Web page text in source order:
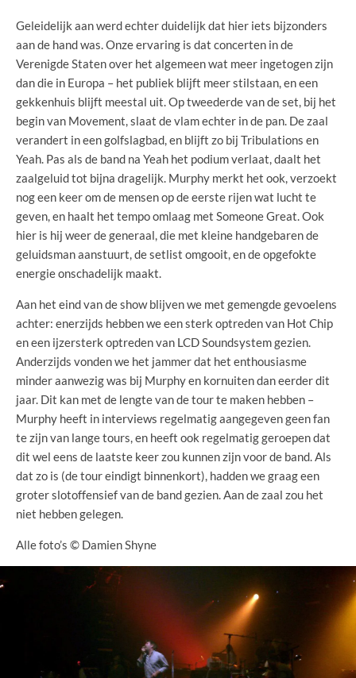
Geleidelijk aan werd echter duidelijk dat hier iets bijzonders
aan de hand was. Onze ervaring is dat concerten in de
Verenigde Staten over het algemeen wat meer ingetogen zijn
dan die in Europa – het publiek blijft meer stilstaan, en een
gekkenhuis blijft meestal uit. Op tweederde van de set, bij het
begin van Movement, slaat de vlam echter in de pan. De zaal
verandert in een golfslagbad, en blijft zo bij Tribulations en
Yeah. Pas als de band na Yeah het podium verlaat, daalt het
zaalgeluid tot bijna dragelijk. Murphy merkt het ook, verzoekt
nog een keer om de mensen op de eerste rijen wat lucht te
geven, en haalt het tempo omlaag met Someone Great. Ook
hier is hij weer de generaal, die met kleine handgebaren de
geluidsman aanstuurt, de setlist omgooit, en de opgefokte
energie onschadelijk maakt.
Aan het eind van de show blijven we met gemengde gevoelens
achter: enerzijds hebben we een sterk optreden van Hot Chip
en een ijzersterk optreden van LCD Soundsystem gezien.
Anderzijds vonden we het jammer dat het enthousiasme
minder aanwezig was bij Murphy en kornuiten dan eerder dit
jaar. Dit kan met de lengte van de tour te maken hebben –
Murphy heeft in interviews regelmatig aangegeven geen fan
te zijn van lange tours, en heeft ook regelmatig geroepen dat
dit wel eens de laatste keer zou kunnen zijn voor de band. Als
dat zo is (de tour eindigt binnenkort), hadden we graag een
groter slotoffensief van de band gezien. Aan de zaal zou het
niet hebben gelegen.
Alle foto’s © Damien Shyne